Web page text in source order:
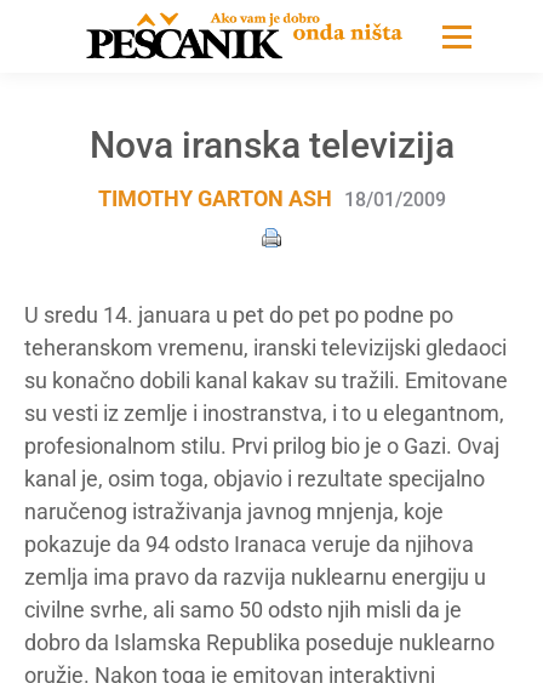
Nova iranska televizija
TIMOTHY GARTON ASH 18/01/2009
U sredu 14. januara u pet do pet po podne po
teheranskom vremenu, iranski televizijski gledaoci
su konačno dobili kanal kakav su tražili. Emitovane
su vesti iz zemlje i inostranstva, i to u elegantnom,
profesionalnom stilu. Prvi prilog bio je o Gazi. Ovaj
kanal je, osim toga, objavio i rezultate specijalno
naručenog istraživanja javnog mnjenja, koje
pokazuje da 94 odsto Iranaca veruje da njihova
zemlja ima pravo da razvija nuklearnu energiju u
civilne svrhe, ali samo 50 odsto njih misli da je
dobro da Islamska Republika poseduje nuklearno
oružje. Nakon toga je emitovan interaktivni